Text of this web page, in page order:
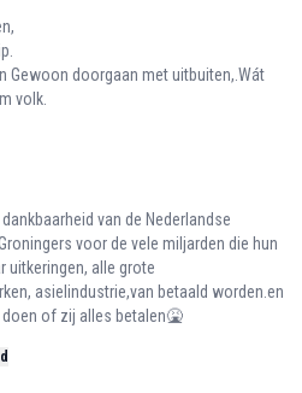
Gewoon doorgaan met uitbuiten,.Wát
volk.
van de Nederlandse
voor de vele miljarden die hun
uitkeringen, alle grote
asielindustrie,van betaald worden.en
doen of zij alles betalen🤮